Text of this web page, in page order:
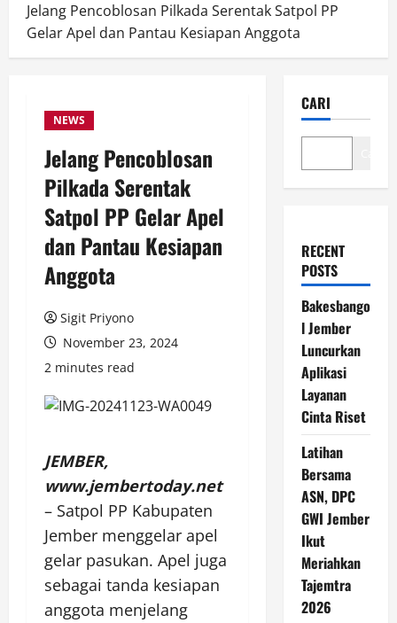
Jelang Pencoblosan Pilkada Serentak Satpol PP
Gelar Apel dan Pantau Kesiapan Anggota
NEWS
Jelang Pencoblosan
Pilkada Serentak
Satpol PP Gelar Apel
dan Pantau Kesiapan
Anggota
Sigit Priyono
November 23, 2024
2 minutes read
JEMBER,
www.jembertoday.net
– Satpol PP Kabupaten
Jember menggelar apel
gelar pasukan. Apel juga
sebagai tanda kesiapan
anggota menjelang
CARI
RECENT
POSTS
Bakesbango
l Jember
Luncurkan
Aplikasi
Layanan
Cinta Riset
Latihan
Bersama
ASN, DPC
GWI Jember
Ikut
Meriahkan
Tajemtra
2026